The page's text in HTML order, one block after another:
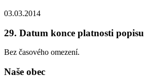
03.03.2014
29. Datum konce platnosti popisu
Bez časového omezení.
Naše obec